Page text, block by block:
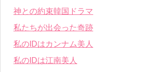
神との約束韓国ドラマ
私たちが出会った奇跡
私のIDはカンナム美人
私のIDは江南美人